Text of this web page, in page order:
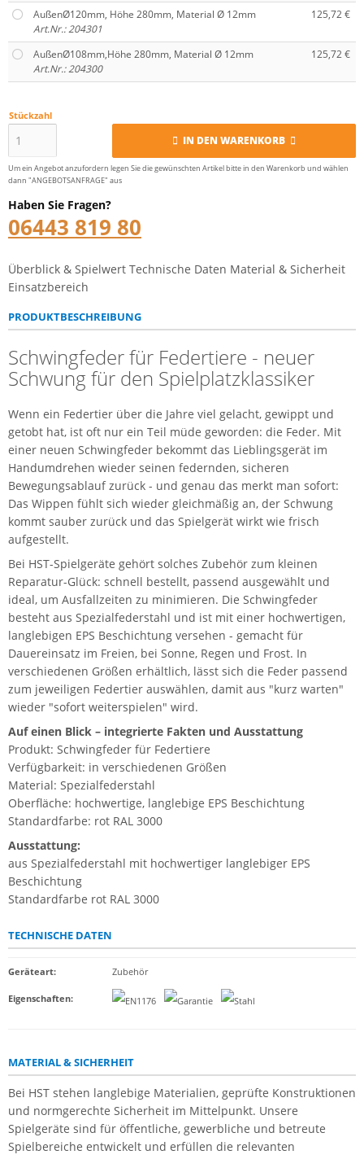
AußenØ120mm, Höhe 280mm, Material Ø 12mm
125,72 €
Art.Nr.: 204301
AußenØ108mm,Höhe 280mm, Material Ø 12mm
125,72 €
Art.Nr.: 204300
Stückzahl
IN DEN WARENKORB
Um ein Angebot anzufordern legen Sie die gewünschten Artikel bitte in den Warenkorb und wählen
dann "ANGEBOTSANFRAGE" aus
Haben Sie Fragen?
06443 819 80
Überblick & Spielwert Technische Daten Material & Sicherheit
Einsatzbereich
PRODUKTBESCHREIBUNG
Schwingfeder für Federtiere - neuer
Schwung für den Spielplatzklassiker
Wenn ein Federtier über die Jahre viel gelacht, gewippt und
getobt hat, ist oft nur ein Teil müde geworden: die Feder. Mit
einer neuen Schwingfeder bekommt das Lieblingsgerät im
Handumdrehen wieder seinen federnden, sicheren
Bewegungsablauf zurück - und genau das merkt man sofort:
Das Wippen fühlt sich wieder gleichmäßig an, der Schwung
kommt sauber zurück und das Spielgerät wirkt wie frisch
aufgestellt.
Bei HST-Spielgeräte gehört solches Zubehör zum kleinen
Reparatur-Glück: schnell bestellt, passend ausgewählt und
ideal, um Ausfallzeiten zu minimieren. Die Schwingfeder
besteht aus Spezialfederstahl und ist mit einer hochwertigen,
langlebigen EPS Beschichtung versehen - gemacht für
Dauereinsatz im Freien, bei Sonne, Regen und Frost. In
verschiedenen Größen erhältlich, lässt sich die Feder passend
zum jeweiligen Federtier auswählen, damit aus "kurz warten"
wieder "sofort weiterspielen" wird.
Auf einen Blick – integrierte Fakten und Ausstattung
Produkt: Schwingfeder für Federtiere
Verfügbarkeit: in verschiedenen Größen
Material: Spezialfederstahl
Oberfläche: hochwertige, langlebige EPS Beschichtung
Standardfarbe: rot RAL 3000
Ausstattung:
aus Spezialfederstahl mit hochwertiger langlebiger EPS
Beschichtung
Standardfarbe rot RAL 3000
TECHNISCHE DATEN
Geräteart: Zubehör
Eigenschaften:
MATERIAL & SICHERHEIT
Bei HST stehen langlebige Materialien, geprüfte Konstruktionen
und normgerechte Sicherheit im Mittelpunkt. Unsere
Spielgeräte sind für öffentliche, gewerbliche und betreute
Spielbereiche entwickelt und erfüllen die relevanten